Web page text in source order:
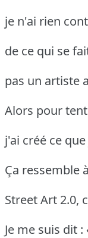
je n'ai rien
de ce qui se
pas un artiste
Alors pour
j'ai créé ce
Ça ressemble
Street Art 2.0,
Je me suis dit